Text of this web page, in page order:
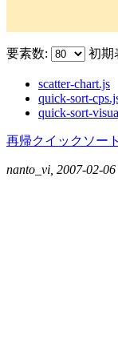
要素数: 初期
scatter-chart.js
quick-sort-
quick-sort-
再帰クイックソー
nanto_vi, 2007-02-06